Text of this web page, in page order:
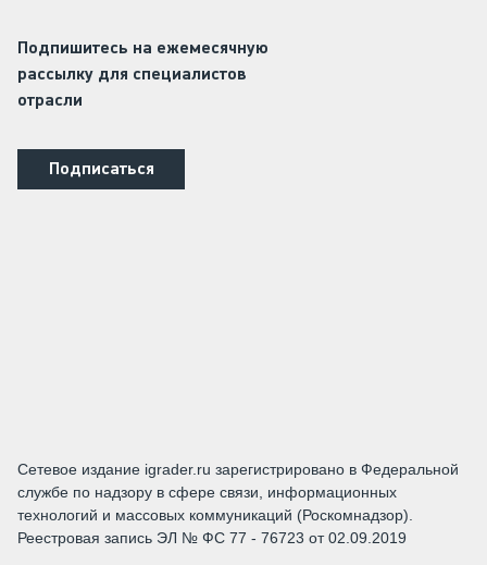
Подпишитесь на ежемесячную
рассылку для специалистов
отрасли
Подписаться
Сетевое издание igrader.ru зарегистрировано в Федеральной
службе по надзору в сфере связи, информационных
технологий и массовых коммуникаций (Роскомнадзор).
Реестровая запись ЭЛ № ФС 77 - 76723 от 02.09.2019